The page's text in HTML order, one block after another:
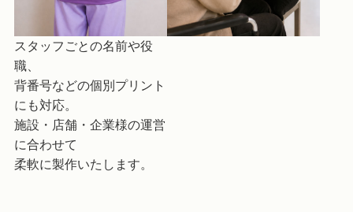
スタッフごとの名前や役
職、
背番号などの個別プリント
にも対応。
施設・店舗・企業様の運営
に合わせて
柔軟に製作いたします。